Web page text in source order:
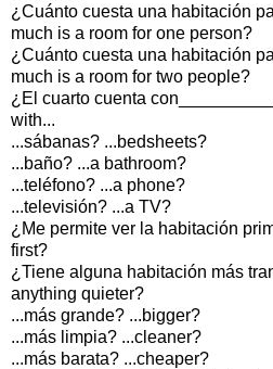
¿Cuánto cuesta una habitación
much is a room for one person?
¿Cuánto cuesta una habitación
much is a room for two people?
¿El cuarto cuenta
with...
...sábanas? ...bedsheets?
...baño? ...a bathroom?
...teléfono? ...a phone?
...televisión? ...a TV?
¿Me permite ver la habitación
first?
¿Tiene alguna habitación más
anything quieter?
...más grande? ...bigger?
...más limpia? ...cleaner?
...más barata? ...cheaper?